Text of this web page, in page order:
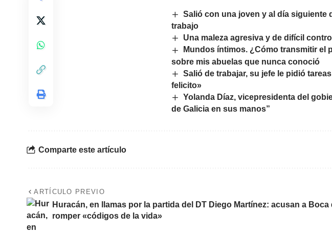
Salió con una joven y al día siguiente
trabajo
Una maleza agresiva y de difícil
Mundos íntimos. ¿Cómo transmitir el
sobre mis abuelas que nunca conoció
Salió de trabajar, su jefe le pidió
felicito»
Yolanda Díaz, vicepresidenta del
de Galicia en sus manos”
Comparte este artículo
ARTÍCULO PREVIO
Huracán, en llamas por la partida del DT Diego Martínez: acusan a Boca
romper «códigos de la vida»